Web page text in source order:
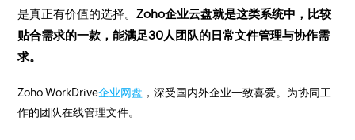
是真正有价值的选择。Zoho企业云盘就是这类系统中，比较
贴合需求的一款，能满足30人团队的日常文件管理与协作需
求。
Zoho WorkDrive企业网盘 ，深受国内外企业一致喜爱。为协同工
作的团队在线管理文件。